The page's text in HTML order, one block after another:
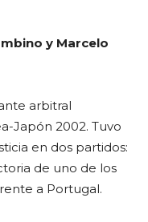
y Marcelo
arbitral
Japón 2002. Tuvo
en dos partidos:
de uno de los
a Portugal.